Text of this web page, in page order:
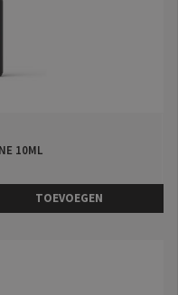
10ML
TOEVOEGEN